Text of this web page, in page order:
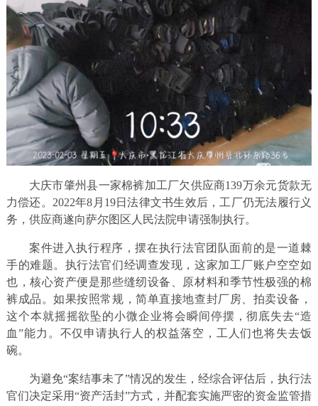
大庆市肇州县一家棉裤加工厂欠供应商139万余元货款无
力偿还。2022年8月19日法律文书生效后，工厂仍无法履行义
务，供应商遂向萨尔图区人民法院申请强制执行。
案件进入执行程序，摆在执行法官团队面前的是一道棘
手的难题。执行法官们经调查发现，这家加工厂账户空空如
也，核心资产便是那些缝纫设备、原材料和季节性极强的棉
裤成品。如果按照常规，简单直接地查封厂房、拍卖设备，
这个本就摇摇欲坠的小微企业将会瞬间停摆，彻底失去“造
血”能力。不仅申请执行人的权益落空，工人们也将失去饭
碗。
为避免“案结事未了”情况的发生，经综合评估后，执行法
官们决定采用“资产活封”方式，并配套实施严密的资金监管措